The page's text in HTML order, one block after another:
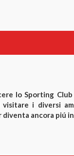
lo Sporting
i diversi
ancora piú